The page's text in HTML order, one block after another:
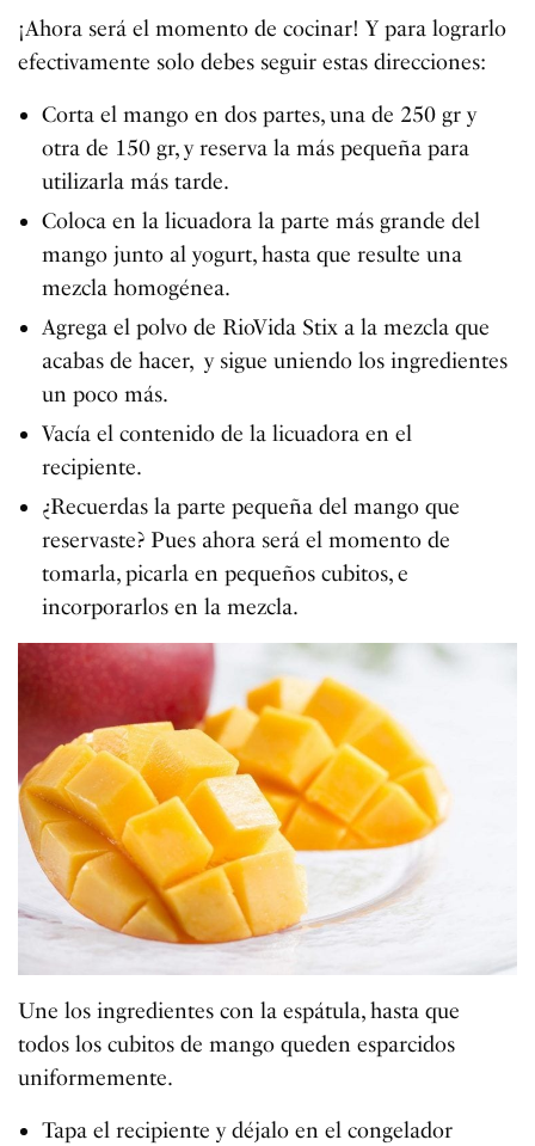
¡Ahora será el momento de cocinar! Y para lograrlo
efectivamente solo debes seguir estas direcciones:
Corta el mango en dos partes, una de 250 gr y
otra de 150 gr, y reserva la más pequeña para
utilizarla más tarde.
Coloca en la licuadora la parte más grande del
mango junto al yogurt, hasta que resulte una
mezcla homogénea.
Agrega el polvo de RioVida Stix a la mezcla que
acabas de hacer, y sigue uniendo los ingredientes
un poco más.
Vacía el contenido de la licuadora en el
recipiente.
¿Recuerdas la parte pequeña del mango que
reservaste? Pues ahora será el momento de
tomarla, picarla en pequeños cubitos, e
incorporarlos en la mezcla.
Une los ingredientes con la espátula, hasta que
todos los cubitos de mango queden esparcidos
uniformemente.
Tapa el recipiente y déjalo en el congelador